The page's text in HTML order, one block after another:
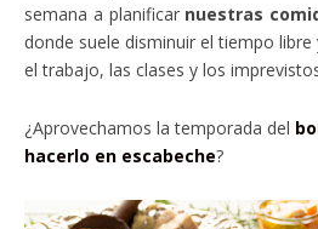
semana a planificarnuestras
donde suele disminuir el tiempo
el trabajo, las clases y los
¿Aprovechamos la temporada del
hacerlo en escabeche?